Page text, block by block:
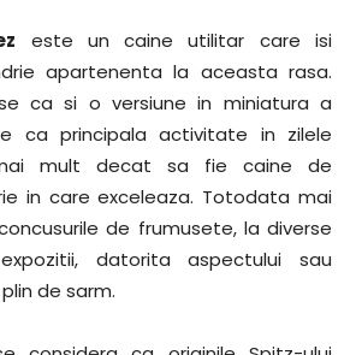
este un caine utilitar care isi
apartenenta la aceasta rasa.
ca si o versiune in miniatura a
ca principala activitate in zilele
mult decat sa fie caine de
in care exceleaza. Totodata mai
de frumusete, la diverse
datorita aspectului sau
de sarm.